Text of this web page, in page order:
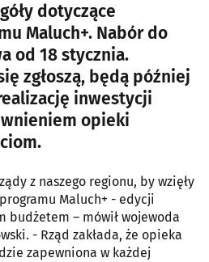
dotyczące
Maluch+. Nabór do
od 18 stycznia.
zgłoszą, będą później
inwestycji
opieki
z naszego regionu, by wzięły
Maluch+ - edycji
budżetem – mówił wojewoda
- Rząd zakłada, że opieka
zapewniona w każdej